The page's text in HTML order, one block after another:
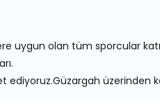
uygun olan tüm sporcular
ediyoruz.Güzargah üzerinden